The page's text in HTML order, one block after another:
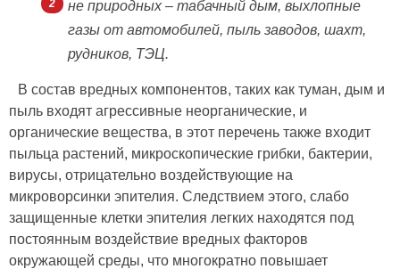
не природных – табачный дым, выхлопные
газы от автомобилей, пыль заводов, шахт,
рудников, ТЭЦ.
В состав вредных компонентов, таких как туман, дым и
пыль входят агрессивные неорганические, и
органические вещества, в этот перечень также входит
пыльца растений, микроскопические грибки, бактерии,
вирусы, отрицательно воздействующие на
микроворсинки эпителия. Следствием этого, слабо
защищенные клетки эпителия легких находятся под
постоянным воздействие вредных факторов
окружающей среды, что многократно повышает